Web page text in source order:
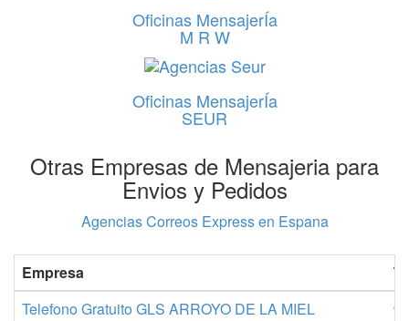
Oficinas MensajerÍa
M R W
Oficinas MensajerÍa
SEUR
Otras Empresas de Mensajeria para
Envios y Pedidos
Agencias Correos Express en Espana
Empresa
Telefono Gratuito GLS ARROYO DE LA MIEL